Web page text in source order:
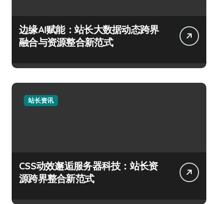
边缘AI赋能：站长大数据动态跨界
融合与资源整合新范式
站长资讯
CSS动效邂逅服务器科技：站长资
源跨界整合新范式